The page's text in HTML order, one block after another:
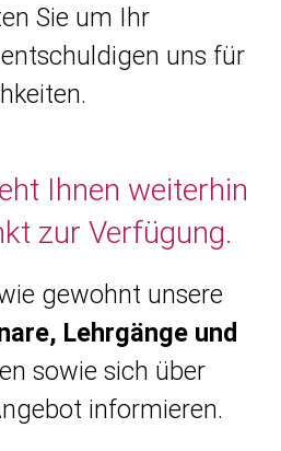
Sie um Ihr
uns für
Ihnen weiterhin
zur Verfügung.
gewohnt unsere
Lehrgänge und
sowie sich über
informieren.